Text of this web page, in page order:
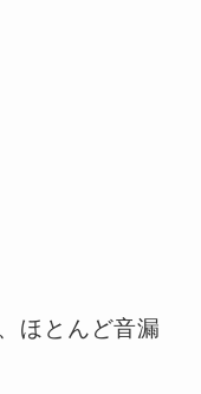
ほとんど音漏